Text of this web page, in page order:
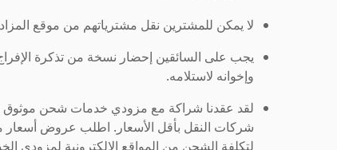
لا يمكن للمشترين نقل مشترياتهم من موقع
يجب على السائقين إحضار نسخة من تذكرة
وإخوانه لاستلامه.
لقد عقدنا شراكة مع مزودي خدمات شحن موثوق
شركات النقل بأقل الأسعار. اطلب عروض أسعار
لتكلفة الشحن من المواقع الإلكترونية لمزودي